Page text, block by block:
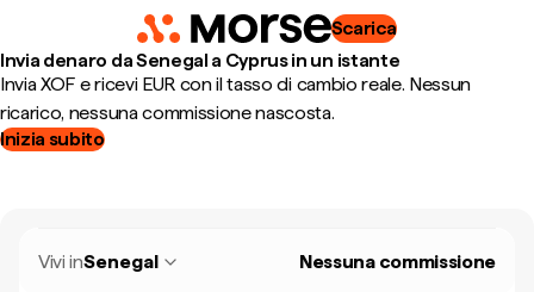
Scarica
Invia denaro da Senegal a Cyprus in un istante
Invia XOF e ricevi EUR con il tasso di cambio reale. Nessun
ricarico, nessuna commissione nascosta.
Inizia subito
Vivi inSenegal Nessuna commissione